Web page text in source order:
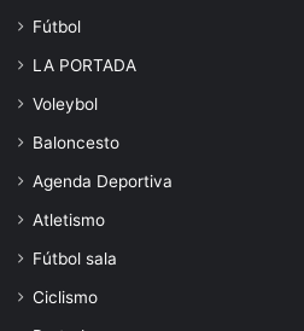
Fútbol
LA PORTADA
Voleybol
Baloncesto
Agenda Deportiva
Atletismo
Fútbol sala
Ciclismo